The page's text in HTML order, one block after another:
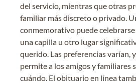
del servicio, mientras que otras
familiar más discreto o privado.
conmemorativo puede celebrarse
una capilla u otro lugar
querido. Las preferencias varían,
permite a los amigos y familiares
cuándo. El obituario en línea